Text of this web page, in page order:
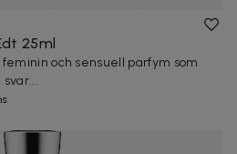
25ml
och sensuell parfym som